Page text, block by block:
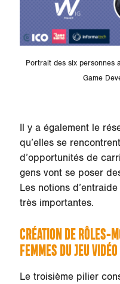
Portrait des six personnes
Game
Il y a également le
qu’elles se
d’opportunités de
gens vont se poser
Les notions
très importantes.
CRÉATION DE RÔLES-
FEMMES DU JEU
Le troisième pilier